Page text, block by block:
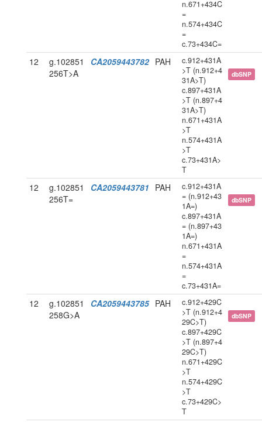
n.671+434C
=
n.574+434C
=
c.73+434C=
12
g.102851
256T>A
CA2059443782 PAH
c.912+431A
>T (n.912+4
31A>T)
c.897+431A
>T (n.897+4
31A>T)
n.671+431A
>T
n.574+431A
>T
c.73+431A>
T
dbSNP
12
g.102851
256T=
CA2059443781 PAH
c.912+431A
= (n.912+43
1A=)
c.897+431A
= (n.897+43
1A=)
n.671+431A
=
n.574+431A
=
c.73+431A=
dbSNP
12
g.102851
258G>A
CA2059443785 PAH
c.912+429C
>T (n.912+4
29C>T)
c.897+429C
>T (n.897+4
29C>T)
n.671+429C
>T
n.574+429C
>T
c.73+429C>
T
dbSNP